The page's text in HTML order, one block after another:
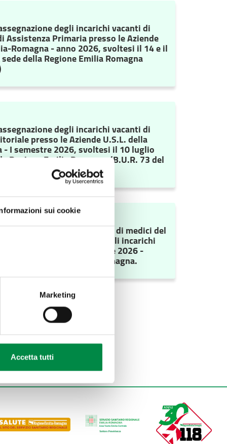
sui cookie
Marketing
Accetta tutti
degli incarichi vacanti di
Assistenza Primaria presso le Aziende
Romagna - anno 2026, svoltesi il 14 e il
della Regione Emilia Romagna
degli incarichi vacanti di
presso le Aziende U.S.L. della
- I semestre 2026, svoltesi il 10 luglio
Regione Emilia Romagna (B.U.R. 73 del
degli incarichi vacanti di medici del
Primaria - anno 2026 e degli incarichi
Territoriale I semestre 2026 -
della Regione Emilia Romagna.